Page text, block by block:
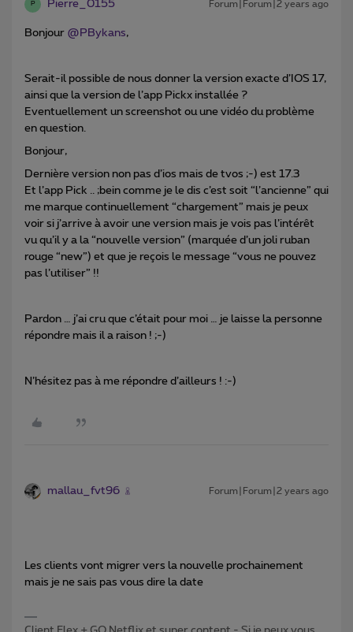
P Pierre_0155 Forum|Forum|2 years ago
Bonjour @PBykans,
Serait-il possible de nous donner la version exacte d’IOS 17,
ainsi que la version de l’app Pickx installée ?
Eventuellement un screenshot ou une vidéo du problème
en question.
Bonjour,
Dernière version non pas d’ios mais de tvos ;-) est 17.3
Et l’app Pick .. ;bein comme je le dis c’est soit “l’ancienne” qui
me marque continuellement “chargement” mais je peux
voir si j’arrive à avoir une version mais je vois pas l’intérêt
vu qu’il y a la “nouvelle version” (marquée d’un joli ruban
rouge “new”) et que je reçois le message “vous ne pouvez
pas l’utiliser” !!
Pardon … j’ai cru que c’était pour moi … je laisse la personne
répondre mais il a raison ! ;-)
N’hésitez pas à me répondre d’ailleurs ! :-)
mallau_fvt96 Forum|Forum|2 years ago
Les clients vont migrer vers la nouvelle prochainement
mais je ne sais pas vous dire la date